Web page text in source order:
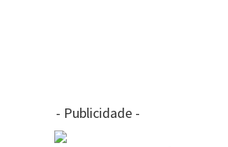
- Publicidade -